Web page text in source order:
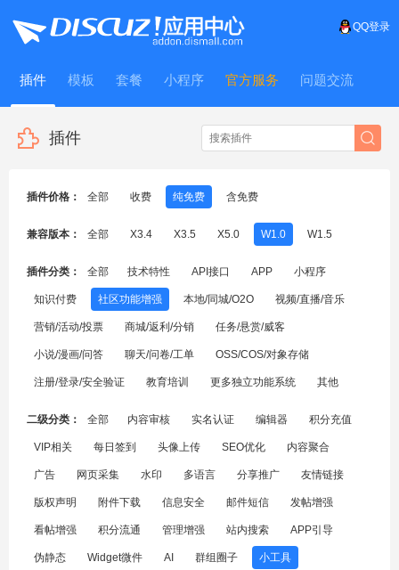
QQ登录
插件 模板 套餐 小程序 官方服务 问题交流
WitFrame
插件
插件价格： 全部 收费 纯免费 含免费
兼容版本： 全部 X3.4 X3.5 X5.0 W1.0 W1.5
插件分类： 全部 技术特性 API接口 APP 小程序
知识付费 社区功能增强 本地/同城/O2O 视频/直播/音乐
营销/活动/投票 商城/返利/分销 任务/悬赏/威客
小说/漫画/问答 聊天/问卷/工单 OSS/COS/对象存储
注册/登录/安全验证 教育培训 更多独立功能系统 其他
二级分类： 全部 内容审核 实名认证 编辑器 积分充值
VIP相关 每日签到 头像上传 SEO优化 内容聚合
广告 网页采集 水印 多语言 分享推广 友情链接
版权声明 附件下载 信息安全 邮件短信 发帖增强
看帖增强 积分流通 管理增强 站内搜索 APP引导
伪静态 Widget微件 AI 群组圈子 小工具